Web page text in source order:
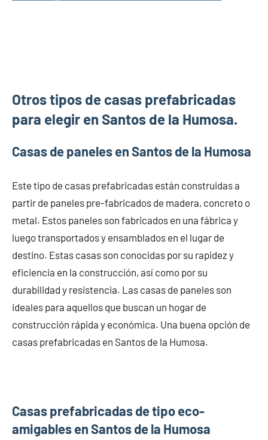
Otros tipos de casas prefabricadas
para elegir en Santos de la Humosa.
Casas de paneles en Santos de la Humosa
Este tipo de casas prefabricadas están construidas a
partir de paneles pre-fabricados de madera, concreto o
metal. Estos paneles son fabricados en una fábrica y
luego transportados y ensamblados en el lugar de
destino. Estas casas son conocidas por su rapidez y
eficiencia en la construcción, así como por su
durabilidad y resistencia. Las casas de paneles son
ideales para aquellos que buscan un hogar de
construcción rápida y económica. Una buena opción de
casas prefabricadas en Santos de la Humosa.
Casas prefabricadas de tipo eco-
amigables en Santos de la Humosa